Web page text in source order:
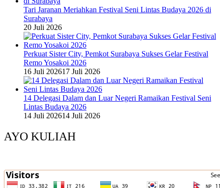
Tari Jaranan Meriahkan Festival Seni Lintas Budaya 2026 di
Surabaya
20 Juli 2026
Perkuat Sister City, Pemkot Surabaya Sukses Gelar Festival
Remo Yosakoi 2026
16 Juli 202617 Juli 2026
14 Delegasi Dalam dan Luar Negeri Ramaikan Festival Seni
Lintas Budaya 2026
14 Juli 202614 Juli 2026
AYO KULIAH